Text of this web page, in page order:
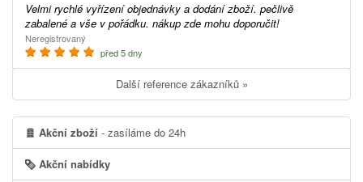
Velmi rychlé vyřízení objednávky a dodání zboží. pečlivě
zabalené a vše v pořádku. nákup zde mohu doporučit!
Neregistrovaný
před 5 dny
Další reference zákazníků »
Akční zboží - zasíláme do 24h
Akční nabídky